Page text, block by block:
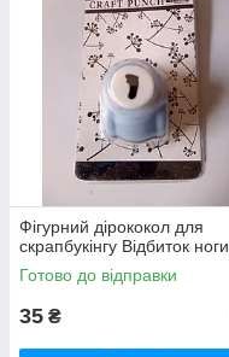
Фігурний дірококол для
скрапбукінгу Відбиток ноги
Готово до відправки
35 ₴